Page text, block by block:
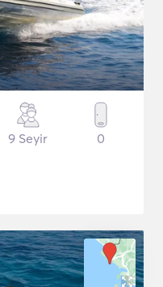
9 Seyir 0